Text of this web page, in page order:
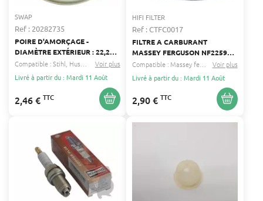
SWAP
Ref : 20282735
POIRE D'AMORÇAGE -
DIAMÈTRE EXTÉRIEUR : 22,2
MM - COMPATIBLE ZAMA
Compatible :Stihl Husqvarna ...
Voir plus
Livré à partir du : Mardi 11 Août
2,46 € TTC
HIFI FILTER
Ref : CTFC0017
FILTRE A CARBURANT
MASSEY FERGUSON NF2259
SF9968 (DOUBLON CTFC0001)
Compatible : Massey ferguson Toro...
Voir plus
Livré à partir du : Mardi 11 Août
2,90 € TTC